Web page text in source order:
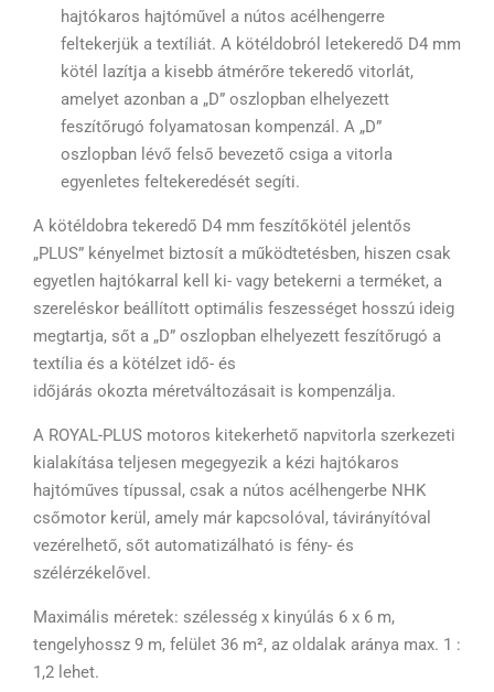
hajtókaros hajtóművel a nútos acélhengerre
feltekerjük a textíliát. A kötéldobról letekeredő D4 mm
kötél lazítja a kisebb átmérőre tekeredő vitorlát,
amelyet azonban a „D” oszlopban elhelyezett
feszítőrugó folyamatosan kompenzál. A „D”
oszlopban lévő felső bevezető csiga a vitorla
egyenletes feltekeredését segíti.
A kötéldobra tekeredő D4 mm feszítőkötél jelentős
„PLUS” kényelmet biztosít a működtetésben, hiszen csak
egyetlen hajtókarral kell ki- vagy betekerni a terméket, a
szereléskor beállított optimális feszességet hosszú ideig
megtartja, sőt a „D” oszlopban elhelyezett feszítőrugó a
textília és a kötélzet idő- és
időjárás okozta méretváltozásait is kompenzálja.
A ROYAL-PLUS motoros kitekerhető napvitorla szerkezeti
kialakítása teljesen megegyezik a kézi hajtókaros
hajtóműves típussal, csak a nútos acélhengerbe NHK
csőmotor kerül, amely már kapcsolóval, távirányítóval
vezérelhető, sőt automatizálható is fény- és
szélérzékelővel.
Maximális méretek: szélesség x kinyúlás 6 x 6 m,
tengelyhossz 9 m, felület 36 m², az oldalak aránya max. 1 :
1,2 lehet.